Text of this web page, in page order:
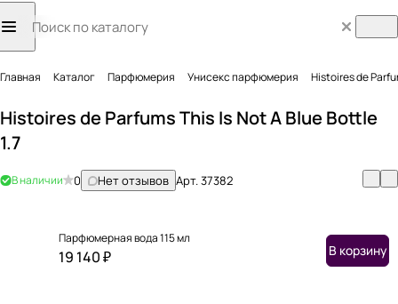
Главная Каталог Парфюмерия Унисекс парфюмерия Histoires de
Histoires de Parfums This Is Not A Blue Bottle
1.7
В наличии 0 Нет отзывов Арт.37382
Парфюмерная вода 115 мл
19 140 ₽ В корзину